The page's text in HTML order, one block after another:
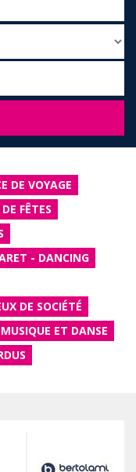
DE VOYAGE
FÊTES
- DANCING
DE SOCIÉTÉ
MUSIQUE ET DANSE